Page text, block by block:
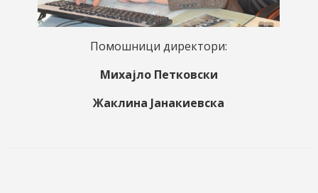
Помошници директори:
Михајло Петковски
Жаклина Јанакиевска